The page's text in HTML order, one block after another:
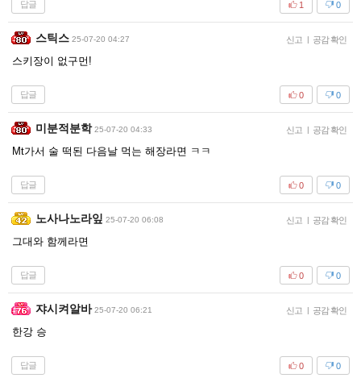
답글 0
1
스틱스 25-07-20 04:27 신고 | 공감 확인
스키장이 없구먼!
답글 0
0
미분적분학 25-07-20 04:33 신고 | 공감 확인
Mt가서 술 떡된 다음날 먹는 해장라면 ㅋㅋ
답글 0
0
노사나노라잎 25-07-20 06:08 신고 | 공감 확인
그대와 함께라면
답글 0
0
쟈시켜알바 25-07-20 06:21 신고 | 공감 확인
한강 승
답글 0
0